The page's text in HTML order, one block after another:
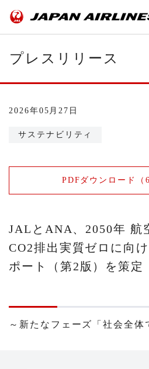
プレスリリース
2026年05月27日
サステナビリティ
PDFダウンロード（
JALとANA、2050年 航
CO2排出実質ゼロに向
ポート（第2版）を策定
～新たなフェーズ「社会全体